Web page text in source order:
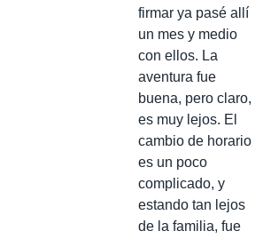
firmar ya pasé allí
un mes y medio
con ellos. La
aventura fue
buena, pero claro,
es muy lejos. El
cambio de horario
es un poco
complicado, y
estando tan lejos
de la familia, fue